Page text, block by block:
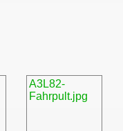
A3L82-
Fahrpult.jpg